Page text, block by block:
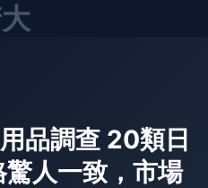
品調查 20類日
人一致，市場